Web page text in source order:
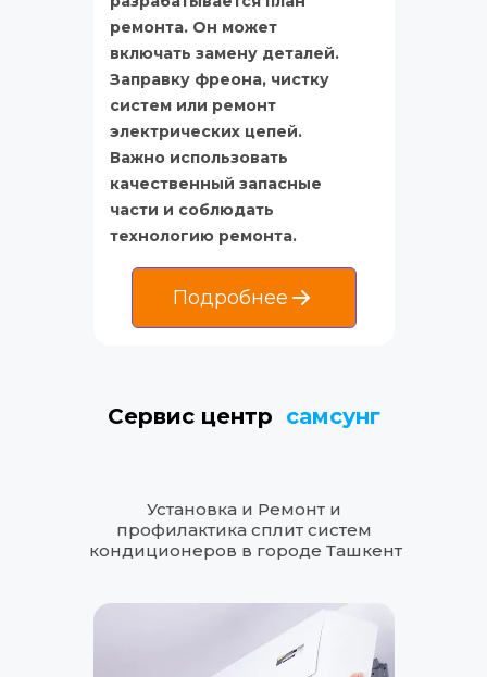
ремонта. Он может
включать замену деталей.
Заправку фреона, чистку
систем или ремонт
электрических цепей.
Важно использовать
качественный запасные
части и соблюдать
технологию ремонта.
Подробнее
Сервис центр самсунг
Установка и Ремонт и
профилактика сплит систем
кондиционеров в городе Ташкент